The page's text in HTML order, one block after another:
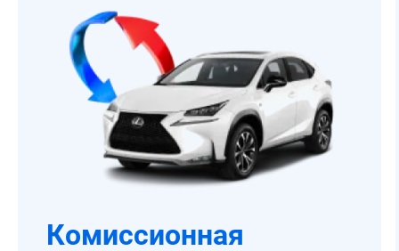
Комиссионная